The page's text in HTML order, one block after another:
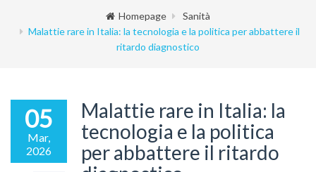
Homepage
Sanità
Malattie rare in Italia: la tecnologia e la politica per abbattere il
ritardo diagnostico
05
Mar,
2026
Malattie rare in Italia: la
tecnologia e la politica
per abbattere il ritardo